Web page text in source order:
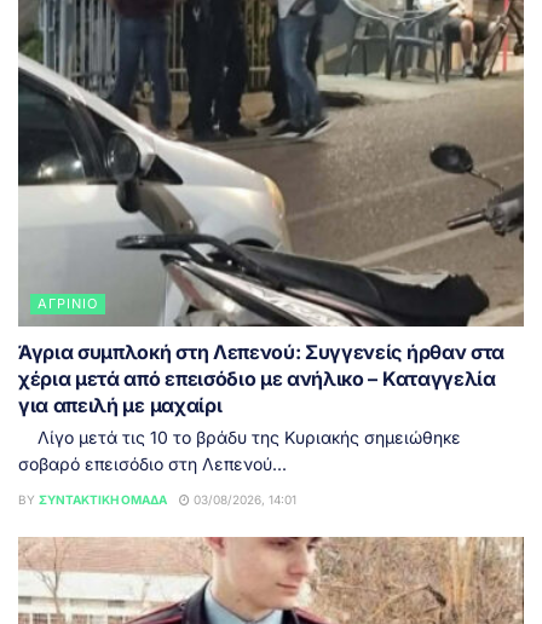
ΑΓΡΊΝΙΟ
Άγρια συμπλοκή στη Λεπενού: Συγγενείς ήρθαν στα
χέρια μετά από επεισόδιο με ανήλικο – Καταγγελία
για απειλή με μαχαίρι
Λίγο μετά τις 10 το βράδυ της Κυριακής σημειώθηκε
σοβαρό επεισόδιο στη Λεπενού...
BY ΣΥΝΤΑΚΤΙΚΉ ΟΜΆΔΑ 03/08/2026, 14:01